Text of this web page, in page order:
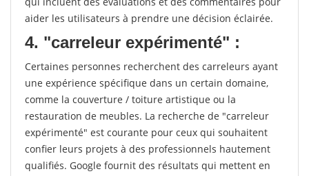
aider les utilisateurs à prendre une décision éclairée.
4. "carreleur expérimenté" :
Certaines personnes recherchent des carreleurs ayant
une expérience spécifique dans un certain domaine,
comme la couverture / toiture artistique ou la
restauration de meubles. La recherche de "carreleur
expérimenté" est courante pour ceux qui souhaitent
confier leurs projets à des professionnels hautement
qualifiés. Google fournit des résultats qui mettent en